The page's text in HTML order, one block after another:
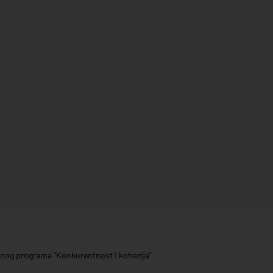
programa "Konkurentnost i kohezija"